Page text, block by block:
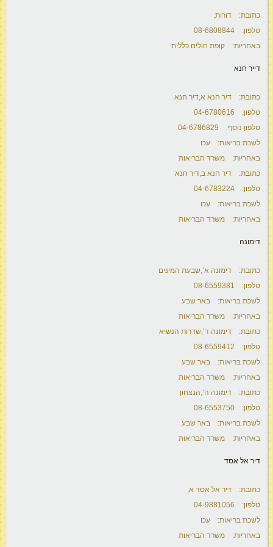
כתובת: דורות,
טלפון: 08-6808844
באחריות: קופת חולים כללית
דייר חנא
כתובת: דיר חנא א,דיר חנא
טלפון: 04-6780616
טלפון נוסף: 04-6786829
לשכת בריאות: עכו
באחריות: משרד הבריאות
כתובת: דיר חנא ב,דיר חנא
טלפון: 04-6783224
לשכת בריאות: עכו
באחריות: משרד הבריאות
דימונה
כתובת: דימונה א’,שבעת המינים
טלפון: 08-6559381
לשכת בריאות: באר שבע
באחריות: משרד הבריאות
כתובת: דימונה ד’,שדרות הנשיא
טלפון: 08-6559412
לשכת בריאות: באר שבע
באחריות: משרד הבריאות
כתובת: דימונה ה’,הנצחון
טלפון: 08-6553750
לשכת בריאות: באר שבע
באחריות: משרד הבריאות
דיר אל אסד
כתובת: דיר אל אסד א,
טלפון: 04-9881056
לשכת בריאות: עכו
באחריות: משרד הבריאות